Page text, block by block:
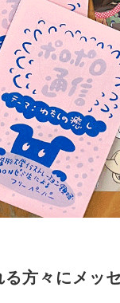
方々にメッ